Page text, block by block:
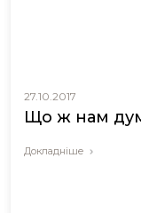
27.10.2017
Що ж нам
Докладніше